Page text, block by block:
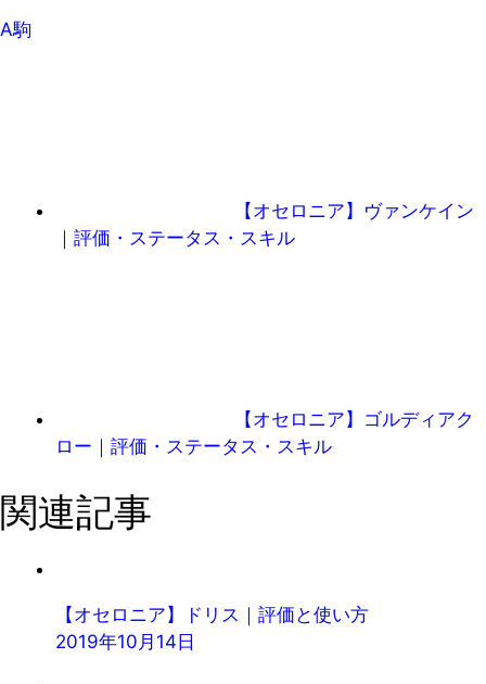
A駒
【オセロニア】ヴァンケイン
｜評価・ステータス・スキル
【オセロニア】ゴルディアク
ロー｜評価・ステータス・スキル
関連記事
【オセロニア】ドリス｜評価と使い方
2019年10月14日